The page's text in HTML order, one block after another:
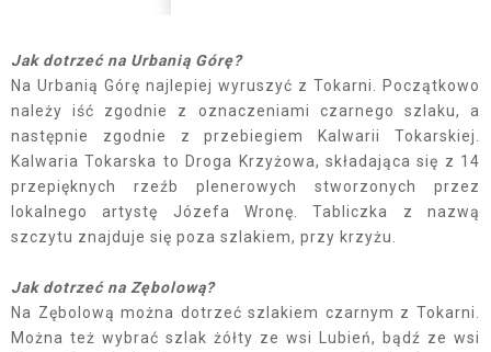
Jak dotrzeć na Urbanią Górę?
Na Urbanią Górę najlepiej wyruszyć z Tokarni. Początkowo
należy iść zgodnie z oznaczeniami czarnego szlaku, a
następnie zgodnie z przebiegiem Kalwarii Tokarskiej.
Kalwaria Tokarska to Droga Krzyżowa, składająca się z 14
przepięknych rzeźb plenerowych stworzonych przez
lokalnego artystę Józefa Wronę. Tabliczka z nazwą
szczytu znajduje się poza szlakiem, przy krzyżu.
Jak dotrzeć na Zębolową?
Na Zębolową można dotrzeć szlakiem czarnym z Tokarni.
Można też wybrać szlak żółty ze wsi Lubień, bądź ze wsi